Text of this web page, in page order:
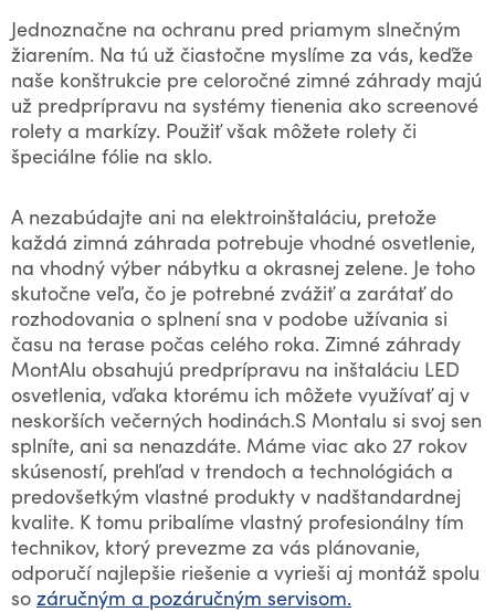
Jednoznačne na ochranu pred priamym slnečným
žiarením. Na tú už čiastočne myslíme za vás, keďže
naše konštrukcie pre celoročné zimné záhrady majú
už predprípravu na systémy tienenia ako screenové
rolety a markízy. Použiť však môžete rolety či
špeciálne fólie na sklo.
A nezabúdajte ani na elektroinštaláciu, pretože
každá zimná záhrada potrebuje vhodné osvetlenie,
na vhodný výber nábytku a okrasnej zelene. Je toho
skutočne veľa, čo je potrebné zvážiť a zarátať do
rozhodovania o splnení sna v podobe užívania si
času na terase počas celého roka. Zimné záhrady
MontAlu obsahujú predprípravu na inštaláciu LED
osvetlenia, vďaka ktorému ich môžete využívať aj v
neskorších večerných hodinách.S Montalu si svoj sen
splníte, ani sa nenazdáte. Máme viac ako 27 rokov
skúseností, prehľad v trendoch a technológiách a
predovšetkým vlastné produkty v nadštandardnej
kvalite. K tomu pribalíme vlastný profesionálny tím
technikov, ktorý prevezme za vás plánovanie,
odporučí najlepšie riešenie a vyrieši aj montáž spolu
so záručným a pozáručným servisom.